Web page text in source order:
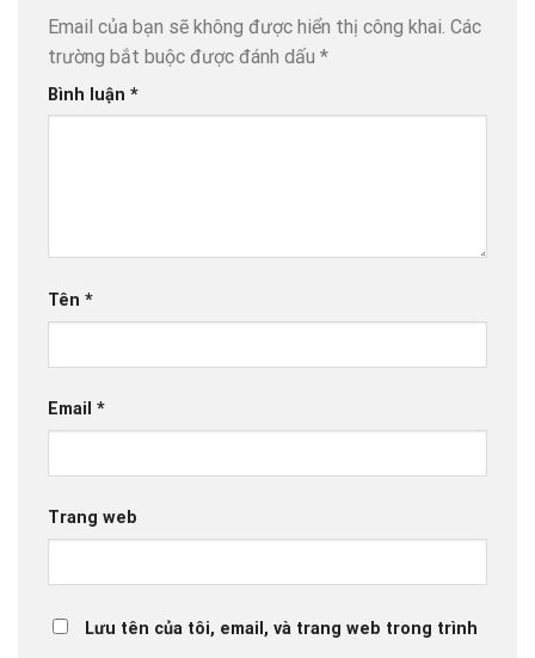
Email của bạn sẽ không được hiển thị công khai. Các
trường bắt buộc được đánh dấu *
Bình luận *
Tên *
Email *
Trang web
Lưu tên của tôi, email, và trang web trong trình